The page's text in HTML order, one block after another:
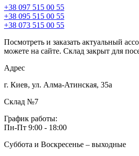
+38 097 515 00 55
+38 095 515 00 55
+38 073 515 00 55
Посмотреть и заказать актуальный
можете на сайте. Склад закрыт для
Адрес
г. Киев, ул. Алма-Атинская, 35а
Склад №7
График работы:
Пн-Пт 9:00 - 18:00
Суббота и Воскресенье – выходные